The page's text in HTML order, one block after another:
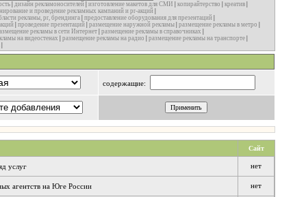
| дизайн рекламоносителей| изготовление макетов для СМИ копирайтерство креатив|
и проведение рекламных кампаний и pr-акций|
рекламы, pr, брендинга| предоставление оборудования для презентаций|
| проведение презентаций| размещение наружной рекламы| размещение рекламы в метро
рекламы в сети Интернет| размещение рекламы в справочниках
на видеостенах размещение рекламы на радио размещение рекламы на транспорте|
содержащие:
Сайт
услуг нет
агентств на Юге России нет